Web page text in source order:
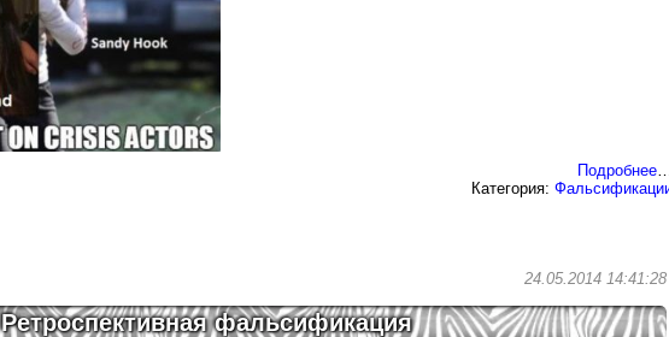
Подробнее
Категория:
24.05.2014 14:41:28
Ретроспективная фальсификация